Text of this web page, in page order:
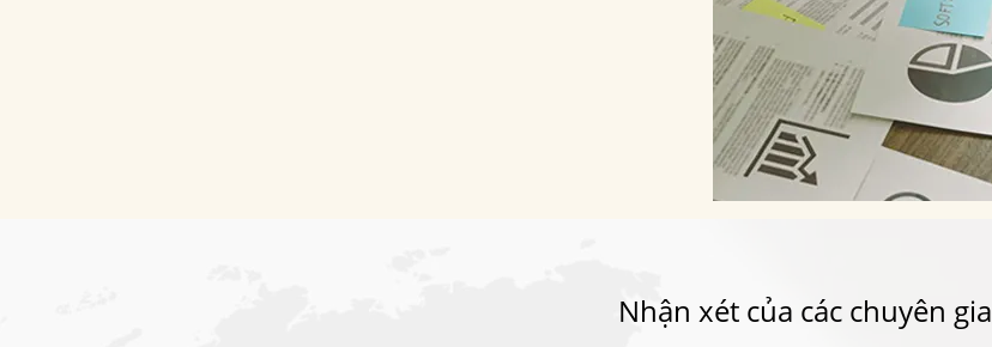
Nhận xét của các chuyên gia